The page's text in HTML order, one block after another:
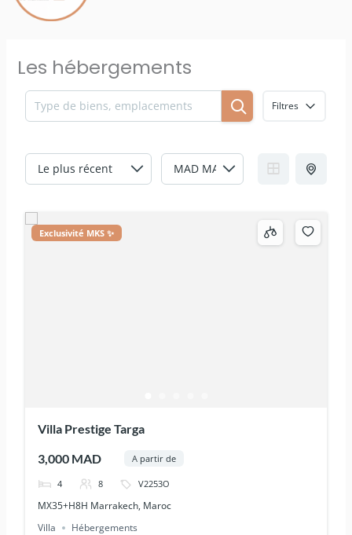
Les hébergements
Filtres
Exclusivité MKS ✨
Villa Prestige Targa
3,000 MAD A partir de
4 8 V2253O
MX35+H8H Marrakech, Maroc
Villa
Hébergements